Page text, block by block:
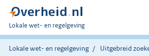
U
bent
hier:
Lokale wet- en regelgeving
Lokale wet- en regelgeving Uitgebreid